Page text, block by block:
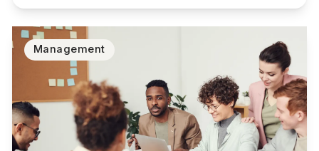
vérifié, et la checklist pour être prêt.
Management